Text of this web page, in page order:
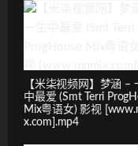
【米柒视频网】梦涵 –
中最爱 (Smt Terri
Mix粤语女) 影视
x.com].mp4